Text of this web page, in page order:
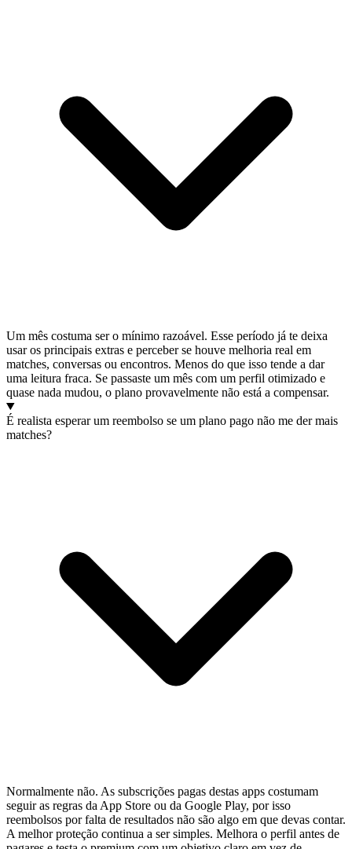
Um mês costuma ser o mínimo razoável. Esse período já te deixa
usar os principais extras e perceber se houve melhoria real em
matches, conversas ou encontros. Menos do que isso tende a dar
uma leitura fraca. Se passaste um mês com um perfil otimizado e
quase nada mudou, o plano provavelmente não está a compensar.
É realista esperar um reembolso se um plano pago não me der mais
matches?
Normalmente não. As subscrições pagas destas apps costumam
seguir as regras da App Store ou da Google Play, por isso
reembolsos por falta de resultados não são algo em que devas contar.
A melhor proteção continua a ser simples. Melhora o perfil antes de